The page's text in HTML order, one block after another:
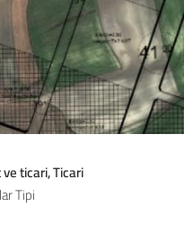
ticari, Ticari
Tipi